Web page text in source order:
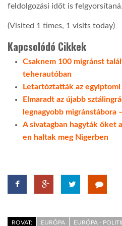
feldolgozási időt is felgyorsítaná.
(Visited 1 times, 1 visits today)
Kapcsolódó Cikkek
Csaknem 100 migránst
teherautóban
Letartóztatták az
Elmaradt az újabb
legnagyobb migránstábora
A sivatagban hagyták őket
en haltak meg Nigerben
ROVAT: EURÓPA
EURÓPA -